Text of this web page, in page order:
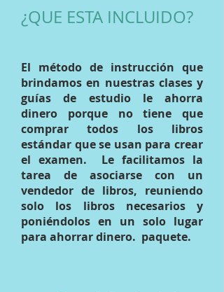
¿QUE ESTA INCLUIDO?
El método de instrucción que
brindamos en nuestras clases y
guías de estudio le ahorra
dinero porque no tiene que
comprar todos los libros
estándar que se usan para crear
el examen.
Le facilitamos la
tarea de asociarse con un
vendedor de libros, reuniendo
solo los libros necesarios y
poniéndolos en un solo lugar
para ahorrar dinero. paquete.